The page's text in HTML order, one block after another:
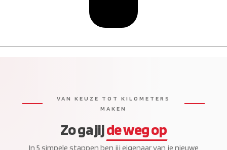
VAN KEUZE TOT KILOMETERS
MAKEN
Zo ga jijde weg op
In 5 simpele stappen ben jij eigenaar van je nieuwe